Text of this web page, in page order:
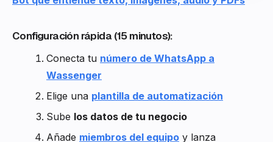
Configuración rápida (15 minutos):
Conecta tu número de WhatsApp a
Wassenger
Elige una plantilla de automatización
Sube los datos de tu negocio
Añade miembros del equipo y lanza